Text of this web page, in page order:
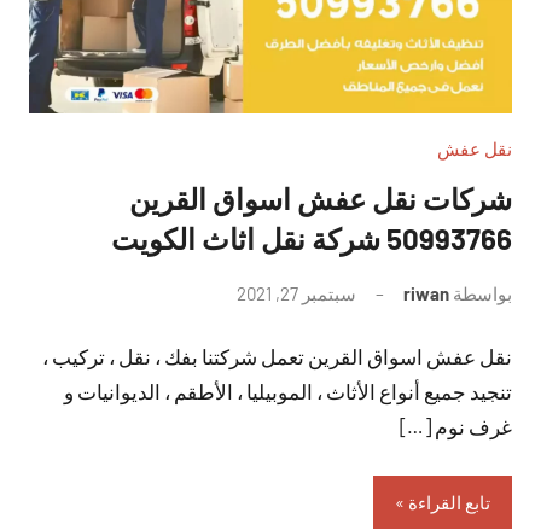
نقل عفش
شركات نقل عفش اسواق القرين
50993766 شركة نقل اثاث الكويت
بواسطة riwan سبتمبر 27, 2021
تعليقات
نقل عفش اسواق القرين تعمل شركتنا بفك ، نقل ، تركيب ،
تنجيد جميع أنواع الأثاث ، الموبيليا ، الأطقم ، الديوانيات و
غرف نوم […]
تابع القراءة